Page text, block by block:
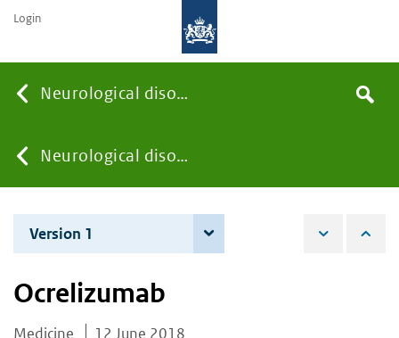
Neurological disorders
You
are
here:
Neurological disorders
the
Search
Login
Version 1
Ocrelizumab
Medicine 12 June 2018